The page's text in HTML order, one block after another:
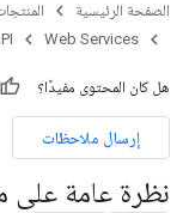
الصفحة الرئيسية
Web Services
هل كان المحتوى مفيدًا؟
إرسال ملاحظات
نظرة عامة